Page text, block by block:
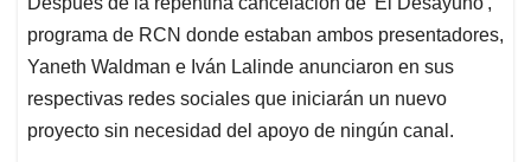
s
A
p
p
b
o
o
k
e
d
I
n
l
a
d
s
programa de RCN donde estaban ambos presentadores,
Yaneth Waldman e Iván Lalinde anunciaron en sus
respectivas redes sociales que iniciarán un nuevo
proyecto sin necesidad del apoyo de ningún canal.